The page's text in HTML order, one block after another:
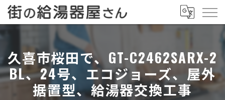
久喜市桜田で、GT-C2462SARX-2
BL、24号、エコジョーズ、屋外
据置型、給湯器交換工事